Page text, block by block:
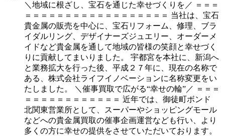
＼地域に根ざし、宝石を通じた幸せづくりを／ ＝＝＝
＝＝＝＝＝＝＝＝＝＝＝＝＝＝＝＝＝＝ 当社は、宝石
貴金属の販売を中心に、宝石リフォーム、修理、ブラ
イダルリング、デザイナーズジュエリー、オーダーメ
イドなど貴金属を通して地域の皆様の笑顔と幸せづく
りに貢献してまいりました。
宇都宮を本社に、新潟へ
と業務拡大を行った後、平成２７年に、現在の名称で
ある、株式会社ライフイノベーションに名称変更をい
たしました。
＼催事買取で広がる“幸せの輪”／ ＝＝＝
＝＝＝＝＝＝＝＝＝＝＝＝ 近年では、御徒町ボンド
北関東営業所として、スーパーやショッピングモール
などへの貴金属買取の催事企画運営なども行い、より
多くの方に幸せの提供をさせていただいております。